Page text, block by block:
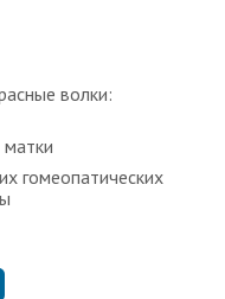
волки:
гомеопатических